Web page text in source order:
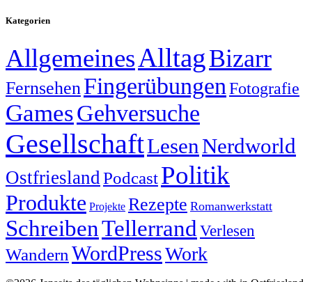
Kategorien
AllgemeinesAlltagBizarr
FernsehenFingerübungen Fotografie
GamesGehversuche
GesellschaftLesenNerdworld
OstfrieslandPodcastPolitik
Produkte Projekte Rezepte Romanwerkstatt
SchreibenTellerrand Verlesen
Wandern WordPressWork